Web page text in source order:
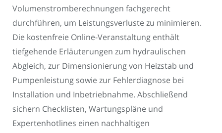
Volumenstromberechnungen fachgerecht
durchführen, um Leistungsverluste zu minimieren.
Die kostenfreie Online-Veranstaltung enthält
tiefgehende Erläuterungen zum hydraulischen
Abgleich, zur Dimensionierung von Heizstab und
Pumpenleistung sowie zur Fehlerdiagnose bei
Installation und Inbetriebnahme. Abschließend
sichern Checklisten, Wartungspläne und
Expertenhotlines einen nachhaltigen